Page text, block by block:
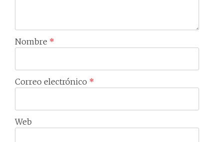
Nombre *
Correo electrónico *
Web